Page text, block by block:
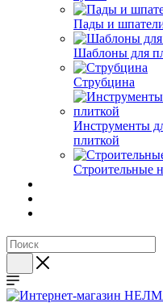
Пады и
Шаблоны для
Струбцина
Инструменты
плиткой
Строительные